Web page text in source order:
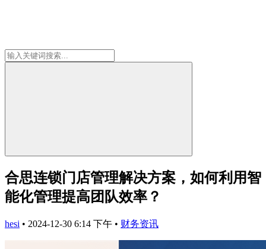
合思连锁门店管理解决方案，如何利用智
能化管理提高团队效率？
hesi • 2024-12-30 6:14 下午 • 财务资讯